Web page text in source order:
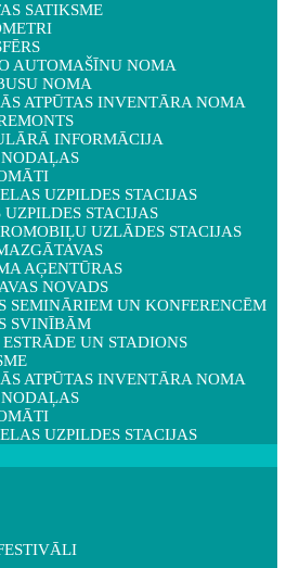
SATIKSME
AUTOMAŠĪNU NOMA
NOMA
ATPŪTAS INVENTĀRA NOMA
INFORMĀCIJA
NODAĻAS
UZPILDES STACIJAS
UZPILDES STACIJAS
UZLĀDES STACIJAS
AĢENTŪRAS
NOVADS
SEMINĀRIEM UN KONFERENCĒM
SVINĪBĀM
UN STADIONS
ATPŪTAS INVENTĀRA NOMA
NODAĻAS
UZPILDES STACIJAS